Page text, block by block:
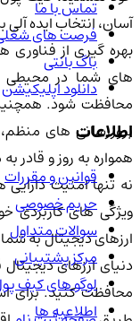
آسان، انتخاب ایده آلی
بهره گیری از فناوری
های شما در محیطی
محافظت شود.
بروزرسانی های
همواره به روز و قادر
نه تنها امنیت
ویژگی های کاربردی
ارزهای دیجیتال به
دنیای ارزهای دیجیتال
محافظت کنید. برای
تماس با ما
فرصت های شغلی
باگ بانتی
دانلود اپلیکیشن
اطلاعات
قوانین و مقررات
حریم خصوصی
سوالات متداول
مرکز پشتیبانی
لوگو های کیف
اطلاعیه ها